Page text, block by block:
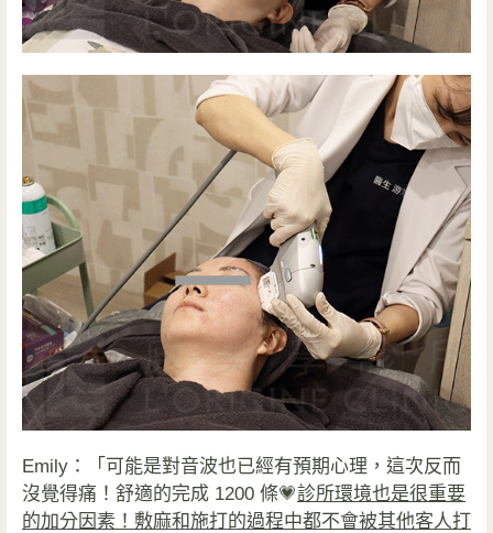
Emily：「可能是對音波也已經有預期心理，這次反而
沒覺得痛！舒適的完成 1200 條💗診所環境也是很重要
的加分因素！敷麻和施打的過程中都不會被其他客人打